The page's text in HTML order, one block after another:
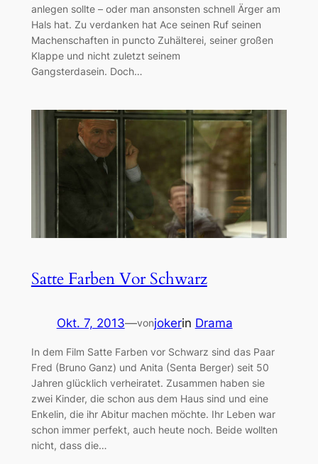
anlegen sollte – oder man ansonsten schnell Ärger am
Hals hat. Zu verdanken hat Ace seinen Ruf seinen
Machenschaften in puncto Zuhälterei, seiner großen
Klappe und nicht zuletzt seinem
Gangsterdasein. Doch…
Satte Farben Vor Schwarz
Okt. 7, 2013—vonjokerin Drama
In dem Film Satte Farben vor Schwarz sind das Paar
Fred (Bruno Ganz) und Anita (Senta Berger) seit 50
Jahren glücklich verheiratet. Zusammen haben sie
zwei Kinder, die schon aus dem Haus sind und eine
Enkelin, die ihr Abitur machen möchte. Ihr Leben war
schon immer perfekt, auch heute noch. Beide wollten
nicht, dass die…